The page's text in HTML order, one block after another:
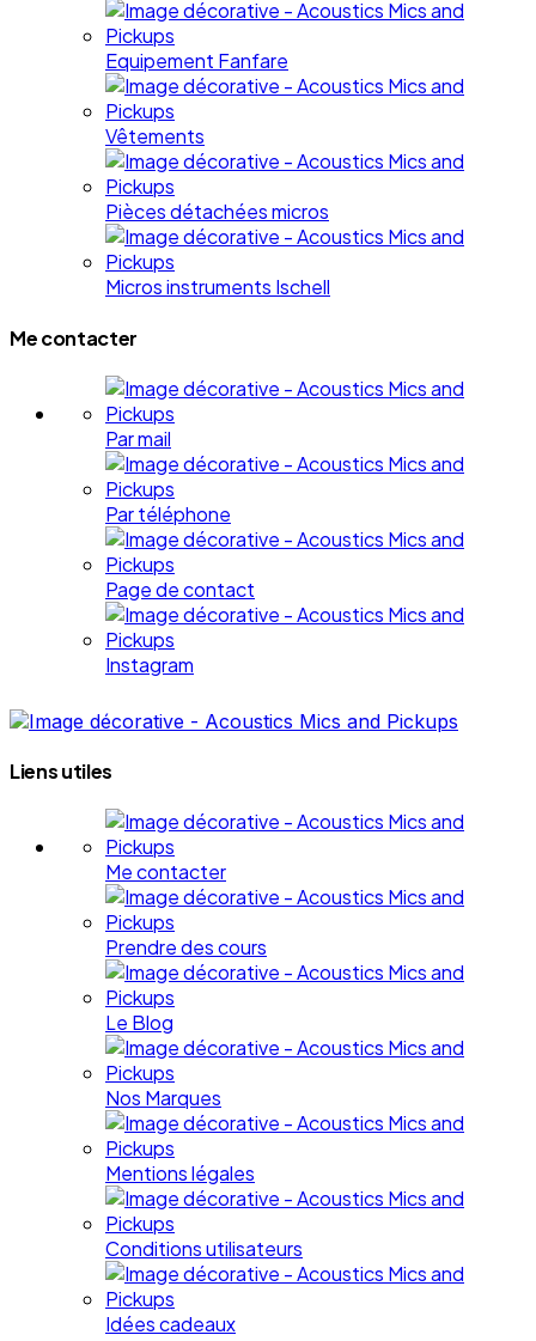
Equipement Fanfare
Vêtements
Pièces détachées micros
Micros instruments Ischell
Me contacter
Par mail
Par téléphone
Page de contact
Instagram
Liens utiles
Me contacter
Prendre des cours
Le Blog
Nos Marques
Mentions légales
Conditions utilisateurs
Idées cadeaux